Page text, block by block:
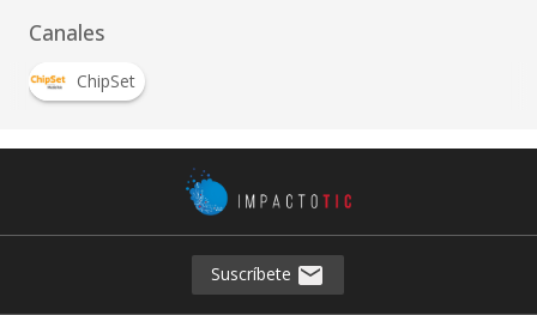
Canales
ChipSet
Suscríbete